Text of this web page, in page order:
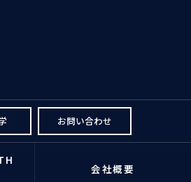
お問い合わせ
会社概要